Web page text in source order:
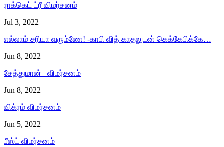
ராக்கெட் ட்ரீ விமர்சனம்
Jul 3, 2022
எல்லாம் சரியா வரும்ணே! -காபி வித் காதலுடன் கெக்கேபிக்கே…
Jun 8, 2022
சேத்துமான் –விமர்சனம்
Jun 8, 2022
விக்ரம் விமர்சனம்
Jun 5, 2022
பீஸ்ட் விமர்சனம்